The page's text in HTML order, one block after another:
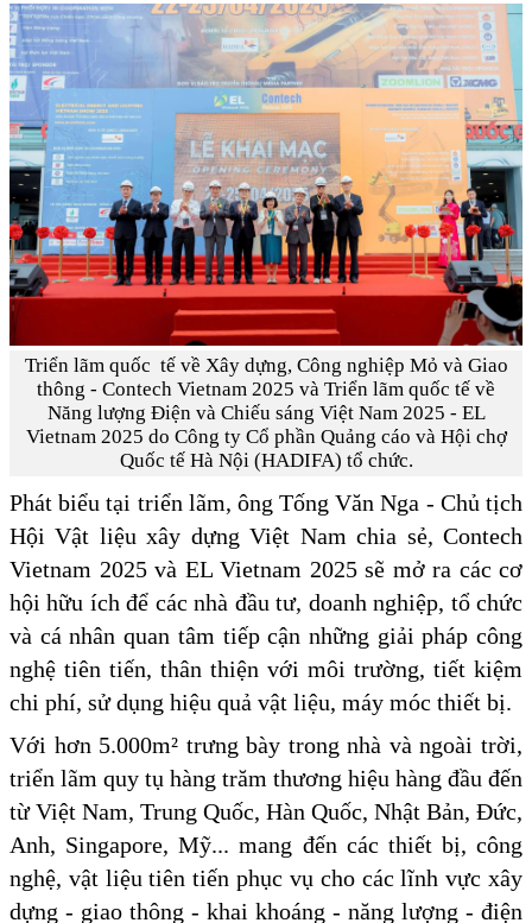
Triển lãm quốc tế về Xây dựng, Công nghiệp Mỏ và Giao
thông - Contech Vietnam 2025 và Triển lãm quốc tế về
Năng lượng Điện và Chiếu sáng Việt Nam 2025 - EL
Vietnam 2025 do Công ty Cổ phần Quảng cáo và Hội chợ
Quốc tế Hà Nội (HADIFA) tổ chức.
Phát biểu tại triển lãm, ông Tống Văn Nga - Chủ tịch
Hội Vật liệu xây dựng Việt Nam chia sẻ, Contech
Vietnam 2025 và EL Vietnam 2025 sẽ mở ra các cơ
hội hữu ích để các nhà đầu tư, doanh nghiệp, tổ chức
và cá nhân quan tâm tiếp cận những giải pháp công
nghệ tiên tiến, thân thiện với môi trường, tiết kiệm
chi phí, sử dụng hiệu quả vật liệu, máy móc thiết bị.
Với hơn 5.000m² trưng bày trong nhà và ngoài trời,
triển lãm quy tụ hàng trăm thương hiệu hàng đầu đến
từ Việt Nam, Trung Quốc, Hàn Quốc, Nhật Bản, Đức,
Anh, Singapore, Mỹ... mang đến các thiết bị, công
nghệ, vật liệu tiên tiến phục vụ cho các lĩnh vực xây
dựng - giao thông - khai khoáng - năng lượng - điện